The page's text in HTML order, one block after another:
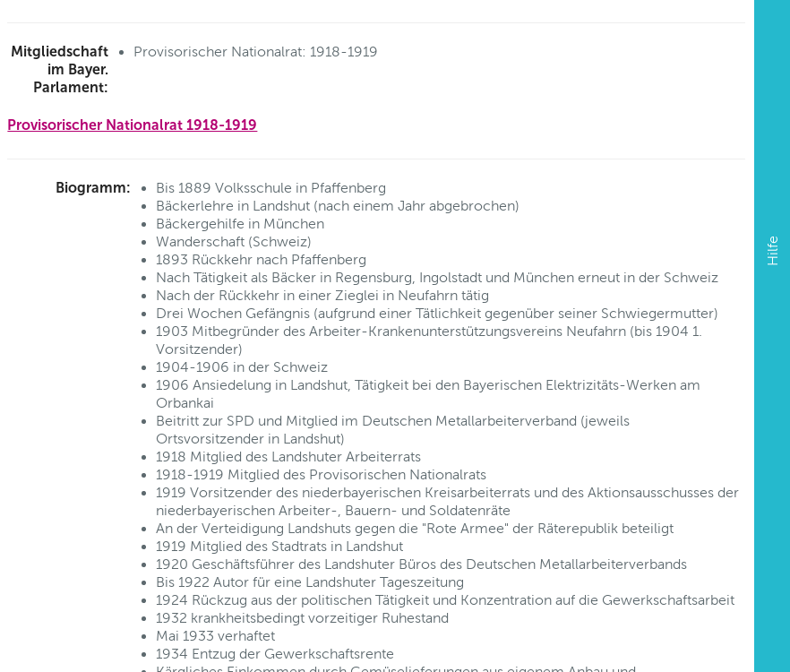
Hilfe
Mitgliedschaft
im Bayer.
Parlament:
Provisorischer Nationalrat: 1918-1919
Provisorischer Nationalrat 1918-1919
Biogramm:
Bis 1889 Volksschule in Pfaffenberg
Bäckerlehre in Landshut (nach einem Jahr abgebrochen)
Bäckergehilfe in München
Wanderschaft (Schweiz)
1893 Rückkehr nach Pfaffenberg
Nach Tätigkeit als Bäcker in Regensburg, Ingolstadt und München erneut in der Schweiz
Nach der Rückkehr in einer Zieglei in Neufahrn tätig
Drei Wochen Gefängnis (aufgrund einer Tätlichkeit gegenüber seiner Schwiegermutter)
1903 Mitbegründer des Arbeiter-Krankenunterstützungsvereins Neufahrn (bis 1904 1.
Vorsitzender)
1904-1906 in der Schweiz
1906 Ansiedelung in Landshut, Tätigkeit bei den Bayerischen Elektrizitäts-Werken am
Orbankai
Beitritt zur SPD und Mitglied im Deutschen Metallarbeiterverband (jeweils
Ortsvorsitzender in Landshut)
1918 Mitglied des Landshuter Arbeiterrats
1918-1919 Mitglied des Provisorischen Nationalrats
1919 Vorsitzender des niederbayerischen Kreisarbeiterrats und des Aktionsausschusses der
niederbayerischen Arbeiter-, Bauern- und Soldatenräte
An der Verteidigung Landshuts gegen die "Rote Armee" der Räterepublik beteiligt
1919 Mitglied des Stadtrats in Landshut
1920 Geschäftsführer des Landshuter Büros des Deutschen Metallarbeiterverbands
Bis 1922 Autor für eine Landshuter Tageszeitung
1924 Rückzug aus der politischen Tätigkeit und Konzentration auf die Gewerkschaftsarbeit
1932 krankheitsbedingt vorzeitiger Ruhestand
Mai 1933 verhaftet
1934 Entzug der Gewerkschaftsrente